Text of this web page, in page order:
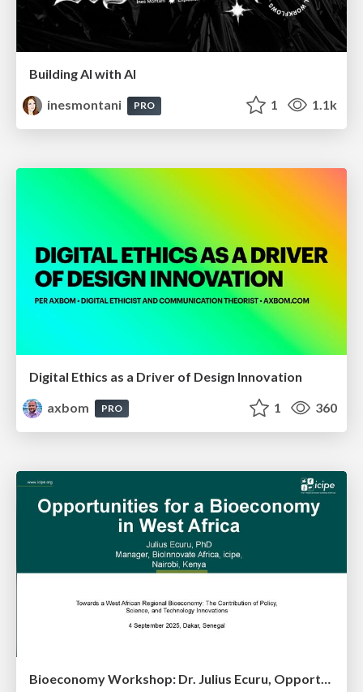
Building AI with AI
inesmontani
PRO 1 1.1k
Digital Ethics as a Driver of Design Innovation
axbom
PRO 1 360
Bioeconomy Workshop: Dr. Julius Ecuru, Opportunities for a Bioeconomy in West Africa